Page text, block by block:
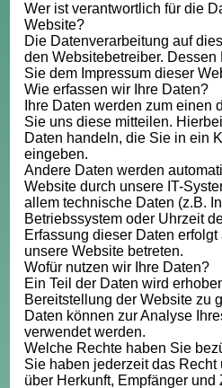
Wer ist verantwortlich für die
Website?
Die Datenverarbeitung auf
den Websitebetreiber. Dessen
Sie dem Impressum dieser
Wie erfassen wir Ihre Daten?
Ihre Daten werden zum einen
Sie uns diese mitteilen.
Daten handeln, die Sie in ein
eingeben.
Andere Daten werden
Website durch unsere IT-
allem technische Daten (z.B.
Betriebssystem oder Uhrzeit
Erfassung dieser Daten
unsere Website betreten.
Wofür nutzen wir Ihre Daten?
Ein Teil der Daten wird
Bereitstellung der Website zu
Daten können zur Analyse
verwendet werden.
Welche Rechte haben Sie
Sie haben jederzeit das
über Herkunft, Empfänger und